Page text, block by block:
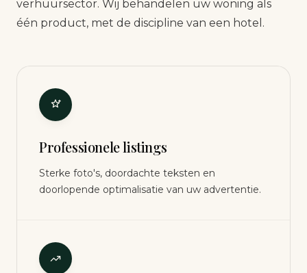
verhuursector. Wij behandelen uw woning als
één product, met de discipline van een hotel.
Professionele listings
Sterke foto's, doordachte teksten en
doorlopende optimalisatie van uw advertentie.